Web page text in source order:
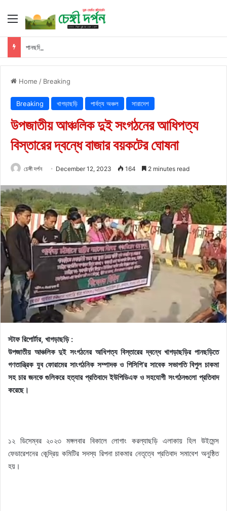
Menu
পানছড়িতে সশস্ত্র হামলায় তিন যুবক নিহত
Home / Breaking
Breaking খাগড়াছড়ি পার্বত্য অঞ্চল সারাদেশ
উপজাতীয় আঞ্চলিক দুই সংগঠনের আধিপত্য
বিস্তারের দ্বন্ধে বাজার বয়কটের ঘোষনা
চেঙ্গী দর্পন December 12, 2023 164 2 minutes read
স্টাফ রিপোর্টার, খাগড়াছড়ি :
উপজাতীয় আঞ্চলিক দুই সংগঠনের আধিপত্য বিস্তারের দ্বন্ধে খাগড়াছড়ির পানছড়িতে
গণতান্ত্রিক যুব ফোরামের সাংগঠনিক সম্পাদক ও পিসিপি’র সাবেক সভাপতি বিপুল চাকমা
সহ চার জনকে গুলিকরে হত্যার প্রতিবাদে ইউপিডিএফ ও সহযোগী সংগঠনগুলো প্রতিবাদ
করেছে।
১২ ডিসেম্বর ২০২৩ মঙ্গলবার বিকালে লোগাং করল্যাছড়ি এলাকায় হিল উইমেন্স
ফেডারেশনের কেন্দ্রিয় কমিটির সদস্য রিপনা চাকমার নেতৃত্বে প্রতিবাদ সমাবেশ অনুষ্ঠিত
হয়।